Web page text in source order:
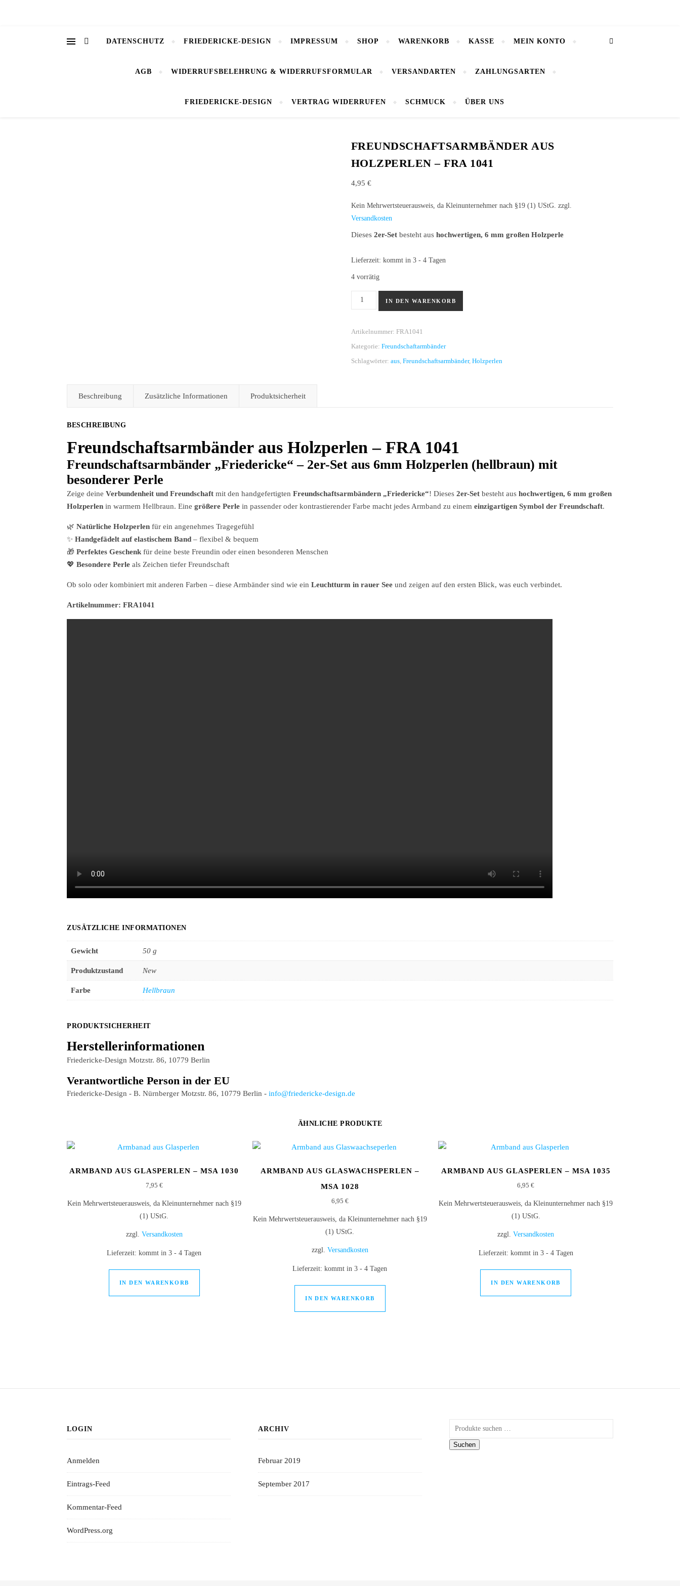
DATENSCHUTZ FRIEDERICKE-DESIGN IMPRESSUM SHOP WARENKORB KASSE MEIN KONTO
AGB WIDERRUFSBELEHRUNG & WIDERRUFSFORMULAR VERSANDARTEN ZAHLUNGSARTEN
FRIEDERICKE-DESIGN VERTRAG WIDERRUFEN SCHMUCK ÜBER UNS
FREUNDSCHAFTSARMBÄNDER AUS
HOLZPERLEN – FRA 1041
4,95 €
Kein Mehrwertsteuerausweis, da Kleinunternehmer nach §19 (1) UStG. zzgl.
Versandkosten
Dieses 2er-Setbesteht aus hochwertigen, 6 mm großen Holzperle
Lieferzeit: kommt in 3 - 4 Tagen
4 vorrätig
Freundschaftsarmbänder aus Holzperlen – FRA 1041 Menge
IN DEN WARENKORB
Artikelnummer: FRA1041
Kategorie: Freundschaftarmbänder
Schlagwörter: aus, Freundschaftsarmbänder, Holzperlen
Beschreibung Zusätzliche Informationen Produktsicherheit
BESCHREIBUNG
Freundschaftsarmbänder aus Holzperlen – FRA 1041
Freundschaftsarmbänder „Friedericke“ – 2er-Set aus 6mm Holzperlen (hellbraun) mit
besonderer Perle
Zeige deine Verbundenheit und Freundschaft mit den handgefertigten Freundschaftsarmbändern „Friedericke“! Dieses 2er-Set besteht aus hochwertigen, 6 mm großen
Holzperlen in warmem Hellbraun. Eine größere Perle in passender oder kontrastierender Farbe macht jedes Armband zu einem einzigartigen Symbol der Freundschaft.
🌿 Natürliche Holzperlen für ein angenehmes Tragegefühl
✨ Handgefädelt auf elastischem Band – flexibel & bequem
🎁 Perfektes Geschenk für deine beste Freundin oder einen besonderen Menschen
💖 Besondere Perle als Zeichen tiefer Freundschaft
Ob solo oder kombiniert mit anderen Farben – diese Armbänder sind wie ein Leuchtturm in rauer See und zeigen auf den ersten Blick, was euch verbindet.
Artikelnummer: FRA1041
ZUSÄTZLICHE INFORMATIONEN
Gewicht 50 g
Produktzustand New
Farbe Hellbraun
PRODUKTSICHERHEIT
Herstellerinformationen
Friedericke-Design Motzstr. 86, 10779 Berlin
Verantwortliche Person in der EU
Friedericke-Design - B. Nürnberger Motzstr. 86, 10779 Berlin - info@friedericke-design.de
ÄHNLICHE PRODUKTE
ARMBAND AUS GLASPERLEN – MSA 1030
7,95 €
Kein Mehrwertsteuerausweis, da Kleinunternehmer nach §19
(1) UStG.
zzgl. Versandkosten
Lieferzeit:kommt in 3 - 4 Tagen
IN DEN WARENKORB
ARMBAND AUS GLASWACHSPERLEN –
MSA 1028
6,95 €
Kein Mehrwertsteuerausweis, da Kleinunternehmer nach §19
(1) UStG.
zzgl. Versandkosten
Lieferzeit:kommt in 3 - 4 Tagen
IN DEN WARENKORB
ARMBAND AUS GLASPERLEN – MSA 1035
6,95€
Kein Mehrwertsteuerausweis, da Kleinunternehmer nach §19
(1) UStG.
zzgl.Versandkosten
Lieferzeit: kommt in 3 - 4 Tagen
IN DEN WARENKORB
LOGIN
Anmelden
Eintrags-Feed
Kommentar-Feed
WordPress.org
ARCHIV
Februar 2019
September 2017
Suchen nach:
Suchen